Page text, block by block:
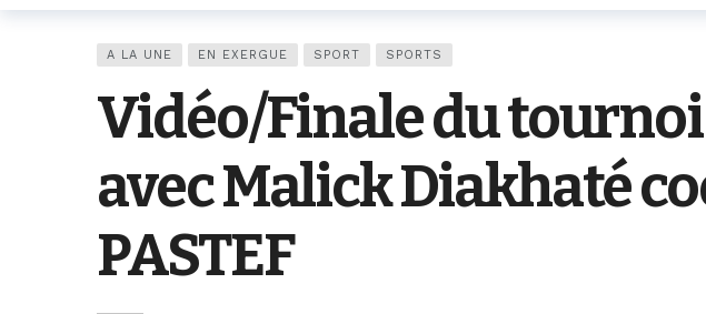
A LA UNE EN EXERGUE SPORT SPORTS
Vidéo/Finale du
avec Malick Diakhaté
PASTEF